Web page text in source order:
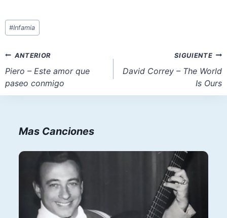
Etiquetas
de
entrada:
#Infamia
Navegación
de
entradas
ANTERIOR
Piero – Este amor que
paseo conmigo
SIGUIENTE
David Correy – The World
Is Ours
Mas Canciones